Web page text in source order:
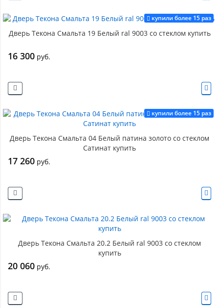
купили более 15 раз
Дверь Текона Смальта 19 Белый ral 9003 со стеклом купить
16 300 руб.
купили более 15 раз
Дверь Текона Смальта 04 Белый патина золото со стеклом
Сатинат купить
17 260 руб.
Дверь Текона Смальта 20.2 Белый ral 9003 со стеклом
купить
20 060 руб.